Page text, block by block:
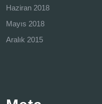
Haziran 2018
Mayıs 2018
Aralık 2015